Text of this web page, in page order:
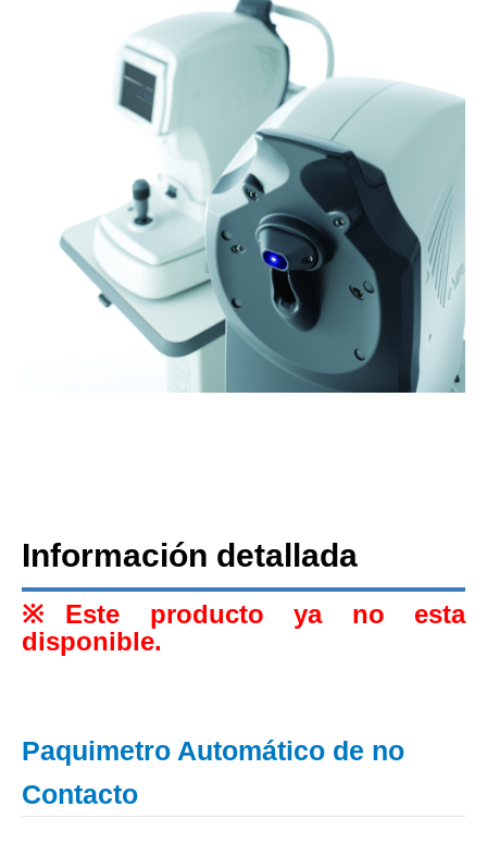
Información detallada
※Este producto ya no esta
disponible.
Paquimetro Automático de no
Contacto